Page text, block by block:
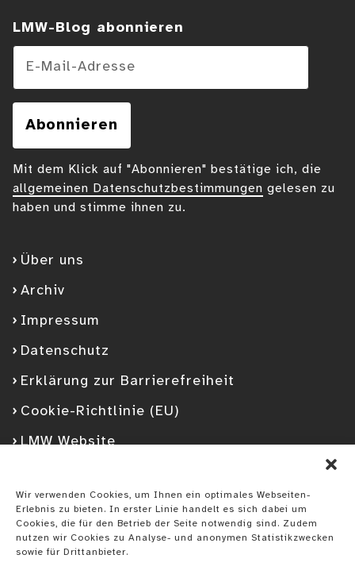
Wir verwenden Cookies, um Ihnen ein optimales Webseiten-
Erlebnis zu bieten. In erster Linie handelt es sich dabei um
Cookies, die für den Betrieb der Seite notwendig sind. Zudem
nutzen wir Cookies zu Analyse- und anonymen Statistikzwecken
sowie für Drittanbieter.
Über uns
Archiv
Impressum
Datenschutz
Erklärung zur Barrierefreiheit
Cookie-Richtlinie (EU)
LMW Website
FacebookGoogleplusYouTubeInstagramSpotify
LMW-Blog abonnieren
Mit dem Klick auf "Abonnieren" bestätige ich, die
allgemeinen Datenschutzbestimmungen gelesen zu
haben und stimme ihnen zu.
E-Mail-Adresse
Abonnieren